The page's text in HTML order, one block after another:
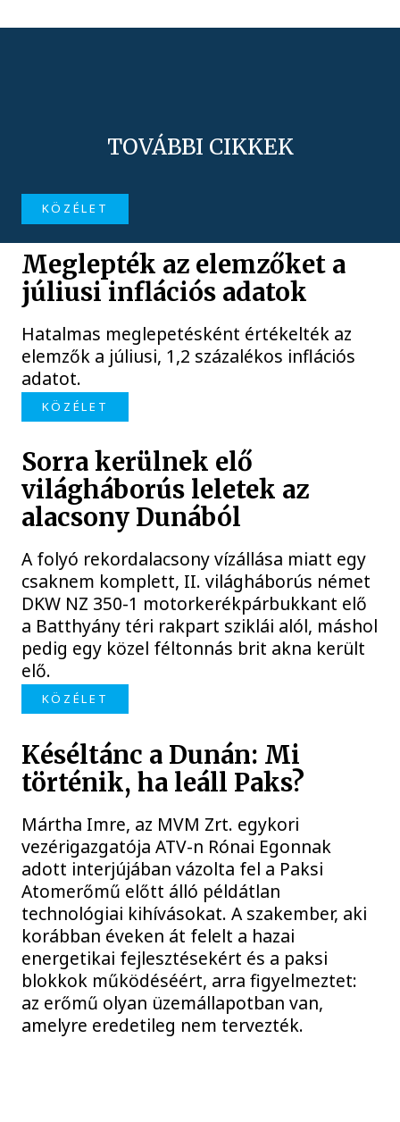
TOVÁBBI CIKKEK
KÖZÉLET
Meglepték az elemzőket a
júliusi inflációs adatok
Hatalmas meglepetésként értékelték az
elemzők a júliusi, 1,2 százalékos inflációs
adatot.
KÖZÉLET
Sorra kerülnek elő
világháborús leletek az
alacsony Dunából
A folyó rekordalacsony vízállása miatt egy
csaknem komplett, II. világháborús német
DKW NZ 350-1 motorkerékpárbukkant elő
a Batthyány téri rakpart sziklái alól, máshol
pedig egy közel féltonnás brit akna került
elő.
KÖZÉLET
Késéltánc a Dunán: Mi
történik, ha leáll Paks?
Mártha Imre, az MVM Zrt. egykori
vezérigazgatója ATV-n Rónai Egonnak
adott interjújában vázolta fel a Paksi
Atomerőmű előtt álló példátlan
technológiai kihívásokat. A szakember, aki
korábban éveken át felelt a hazai
energetikai fejlesztésekért és a paksi
blokkok működéséért, arra figyelmeztet:
az erőmű olyan üzemállapotban van,
amelyre eredetileg nem tervezték.